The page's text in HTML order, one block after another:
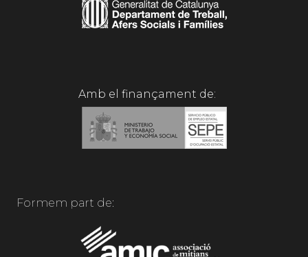
Amb el finançament de:
Formem part de: